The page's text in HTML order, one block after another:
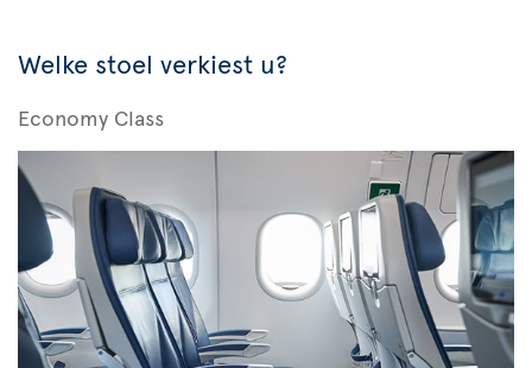
Welke stoel verkiest u?
Economy Class